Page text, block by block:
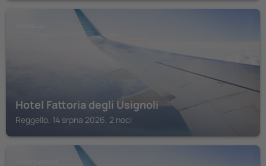
Hotel Fattoria degli Usignoli
Reggello, 14 srpna 2026, 2 noci